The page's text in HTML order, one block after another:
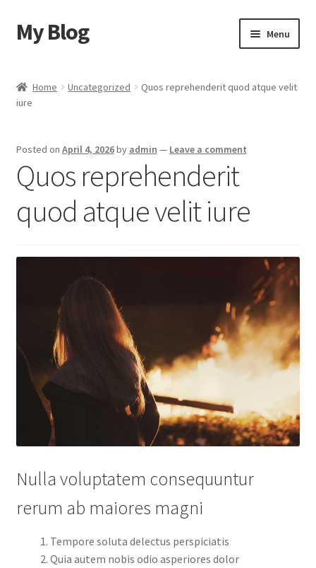
Skip
to
Skip
to
My Blog Menu
Cart
Checkout
My account
Sample Page
Shop
Home Uncategorized
Quos reprehenderit quod atque velit
iure
Posted on April 4, 2026by admin — Leave a comment
Quos reprehenderit
quod atque velit iure
Nulla voluptatem consequuntur
rerum ab maiores magni
Tempore soluta delectus perspiciatis
Quia autem nobis odio asperiores dolor